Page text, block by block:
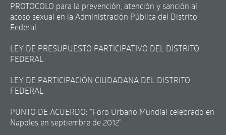
PROTOCOLO para la prevención, atención y sanción al
acoso sexual en la Administración Pública del Distrito
Federal.
LEY DE PRESUPUESTO PARTICIPATIVO DEL DISTRITO
FEDERAL
LEY DE PARTICIPACIÓN CIUDADANA DEL DISTRITO
FEDERAL
PUNTO DE ACUERDO: "Foro Urbano Mundial celebrado en
Napoles en septiembre de 2012"